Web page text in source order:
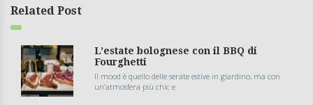
Related Post
L’estate bolognese con il BBQ di
Fourghetti
Il mood è quello delle serate estive in giardino, ma con
un’atmosfera più chic e